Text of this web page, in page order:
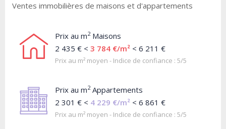
Ventes immobilières de maisons et d'appartements
Prix au m2Maisons
2 435 € < 3 784 €/m² < 6 211 €
Prix au m² moyen - Indice de confiance : 5/5
Prix au m2Appartements
2 301 € < 4 229 €/m² < 6 861 €
Prix au m² moyen - Indice de confiance : 5/5